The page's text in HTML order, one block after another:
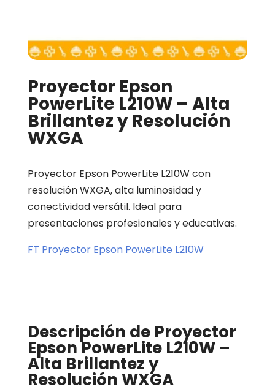
Proyector Epson
PowerLite L210W – Alta
Brillantez y Resolución
WXGA
Proyector Epson PowerLite L210W con
resolución WXGA, alta luminosidad y
conectividad versátil. Ideal para
presentaciones profesionales y educativas.
FT Proyector Epson PowerLite L210W
Descripción de Proyector
Epson PowerLite L210W –
Alta Brillantez y
Resolución WXGA